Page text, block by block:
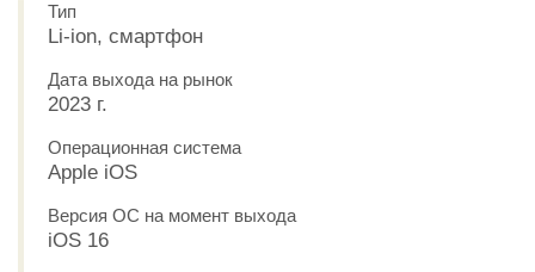
Тип
Li-ion, смартфон
Дата выхода на рынок
2023 г.
Операционная система
Apple iOS
Версия ОС на момент выхода
iOS 16